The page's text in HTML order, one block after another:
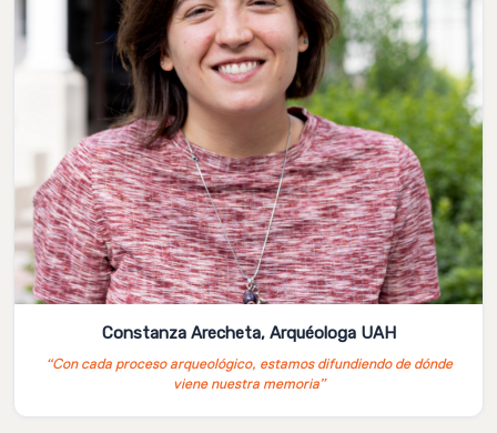
Constanza Arecheta, Arquéologa UAH
“Con cada proceso arqueológico, estamos difundiendo de dónde
viene nuestra memoria”